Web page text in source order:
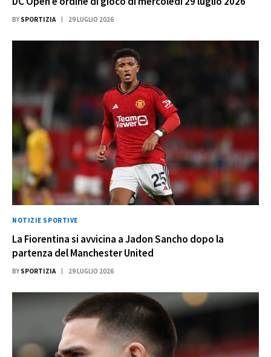
BY SPORTIZIA 29 LUGLIO 2026
NOTIZIE SPORTIVE
La Fiorentina si avvicina a Jadon Sancho dopo la
partenza del Manchester United
BY SPORTIZIA 29 LUGLIO 2026